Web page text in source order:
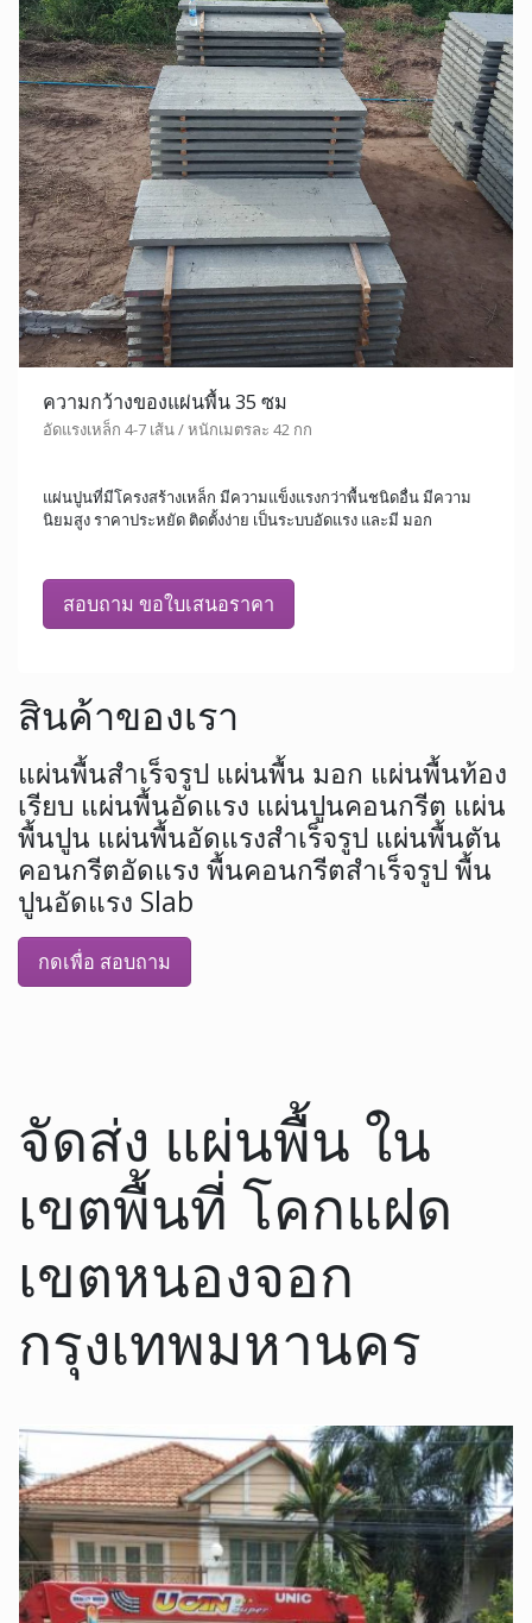
ความกว้างของแผ่นพื้น 35 ซม
อัดแรงเหล็ก 4-7 เส้น / หนักเมตรละ 42 กก
แผ่นปูนที่มีโครงสร้างเหล็ก มีความแข็งแรงกว่าพื้นชนิดอื่น มีความ
นิยมสูง ราคาประหยัด ติดตั้งง่าย เป็นระบบอัดแรง และมี มอก
สอบถาม ขอใบเสนอราคา
สินค้าของเรา
แผ่นพื้นสำเร็จรูป แผ่นพื้น มอก แผ่นพื้นท้อง
เรียบ แผ่นพื้นอัดแรง แผ่นปูนคอนกรีต แผ่น
พื้นปูน แผ่นพื้นอัดแรงสำเร็จรูป แผ่นพื้นตัน
คอนกรีตอัดแรง พื้นคอนกรีตสำเร็จรูป พื้น
ปูนอัดแรง Slab
กดเพื่อ สอบถาม
จัดส่ง แผ่นพื้น ใน
เขตพื้นที่ โคกแฝด
เขตหนองจอก
กรุงเทพมหานคร